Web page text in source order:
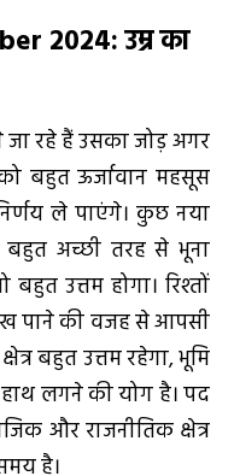
2024:उम्र का
रहे हैं उसका जोड़ अगर
बहुत ऊर्जावान महसूस
ले पाएंगे। कुछ नया
अच्छी तरह से भूना
उत्तम होगा। रिश्तों
पाने की वजह से आपसी
बहुत उत्तम रहेगा, भूमि
लगने की योग है। पद
और राजनीतिक क्षेत्र
है।